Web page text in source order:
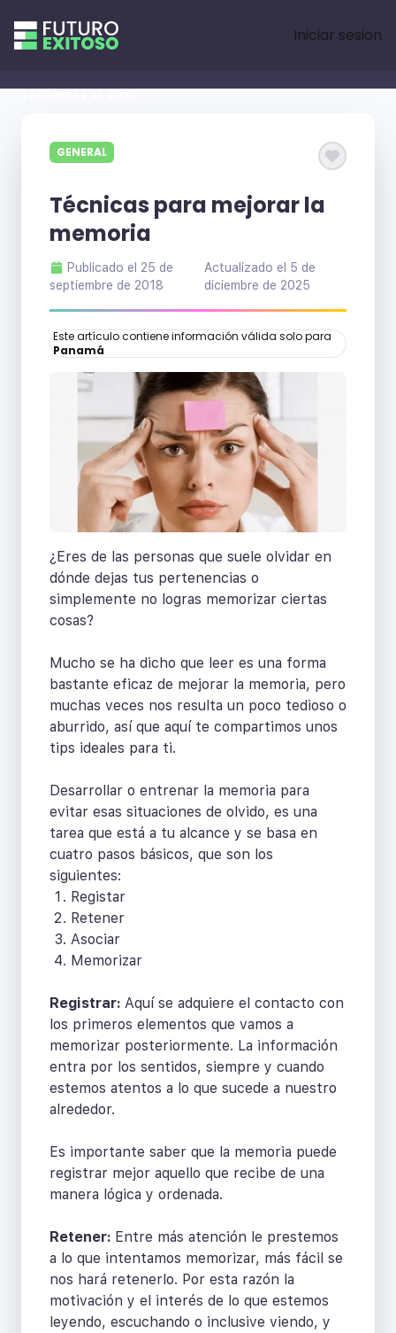
Iniciar sesion
GENERAL
Técnicas para mejorar la
memoria
Publicado el 25 de
septiembre de 2018
Actualizado el 5 de
diciembre de 2025
Este artículo contiene información válida solo para
Panamá
¿Eres de las personas que suele olvidar en
dónde dejas tus pertenencias o
simplemente no logras memorizar ciertas
cosas?
Mucho se ha dicho que leer es una forma
bastante eficaz de mejorar la memoria, pero
muchas veces nos resulta un poco tedioso o
aburrido, así que aquí te compartimos unos
tips ideales para ti.
Desarrollar o entrenar la memoria para
evitar esas situaciones de olvido, es una
tarea que está a tu alcance y se basa en
cuatro pasos básicos, que son los
siguientes:
Registar
Retener
Asociar
Memorizar
Registrar: Aquí se adquiere el contacto con
los primeros elementos que vamos a
memorizar posteriormente. La información
entra por los sentidos, siempre y cuando
estemos atentos a lo que sucede a nuestro
alrededor.
Es importante saber que la memoria puede
registrar mejor aquello que recibe de una
manera lógica y ordenada.
Retener: Entre más atención le prestemos
a lo que intentamos memorizar, más fácil se
nos hará retenerlo. Por esta razón la
motivación y el interés de lo que estemos
leyendo, escuchando o inclusive viendo, y